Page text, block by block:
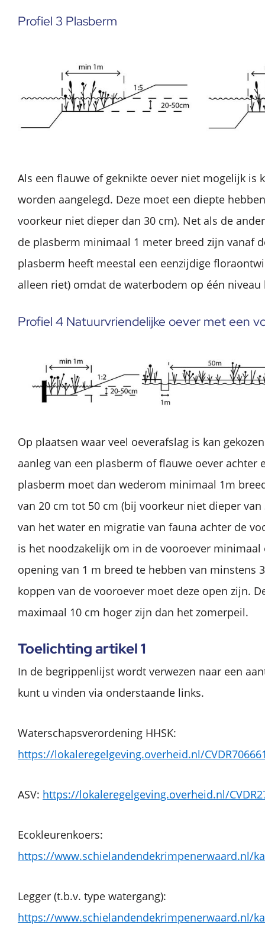
Profiel 3 Plasberm
Als een flauwe of geknikte oever niet mogelijk is
worden aangelegd. Deze moet een diepte
voorkeur niet dieper dan 30 cm). Net als de
de plasberm minimaal 1 meter breed zijn vanaf
plasberm heeft meestal een eenzijdige
alleen riet) omdat de waterbodem op één niveau
Profiel 4 Natuurvriendelijke oever met een
Op plaatsen waar veel oeverafslag is kan
aanleg van een plasberm of flauwe oever achter
plasberm moet dan wederom minimaal 1m
van 20 cm tot 50 cm (bij voorkeur niet dieper
van het water en migratie van fauna achter de
is het noodzakelijk om in de vooroever minimaal
opening van 1 m breed te hebben van minstens
koppen van de vooroever moet deze open zijn.
maximaal 10 cm hoger zijn dan het zomerpeil.
Toelichting artikel 1
In de begrippenlijst wordt verwezen naar een
kunt u vinden via onderstaande links.
Waterschapsverordening HHSK:
https://lokaleregelgeving.overheid.nl/
ASV: https://lokaleregelgeving.overheid.nl/
Ecokleurenkoers:
https://www.schielandendekrimpenerwaard.nl/
Legger (t.b.v. type watergang):
https://www.schielandendekrimpenerwaard.nl/